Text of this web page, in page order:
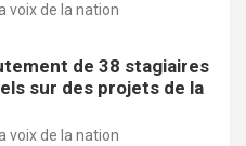
La voix de la nation
de 38 stagiaires
sur des projets de la
La voix de la nation